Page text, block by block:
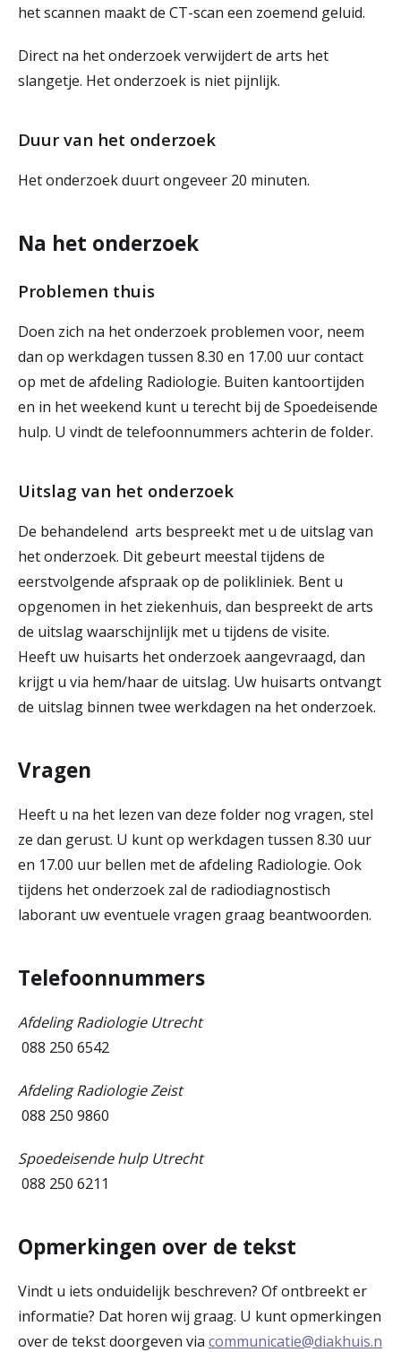
het scannen maakt de CT-scan een zoemend geluid.
Direct na het onderzoek verwijdert de arts het
slangetje. Het onderzoek is niet pijnlijk.
Duur van het onderzoek
Het onderzoek duurt ongeveer 20 minuten.
Na het onderzoek
Problemen thuis
Doen zich na het onderzoek problemen voor, neem
dan op werkdagen tussen 8.30 en 17.00 uur contact
op met de afdeling Radiologie. Buiten kantoortijden
en in het weekend kunt u terecht bij de Spoedeisende
hulp. U vindt de telefoonnummers achterin de folder.
Uitslag van het onderzoek
De behandelend arts bespreekt met u de uitslag van
het onderzoek. Dit gebeurt meestal tijdens de
eerstvolgende afspraak op de polikliniek. Bent u
opgenomen in het ziekenhuis, dan bespreekt de arts
de uitslag waarschijnlijk met u tijdens de visite.
Heeft uw huisarts het onderzoek aangevraagd, dan
krijgt u via hem/haar de uitslag. Uw huisarts ontvangt
de uitslag binnen twee werkdagen na het onderzoek.
Vragen
Heeft u na het lezen van deze folder nog vragen, stel
ze dan gerust. U kunt op werkdagen tussen 8.30 uur
en 17.00 uur bellen met de afdeling Radiologie. Ook
tijdens het onderzoek zal de radiodiagnostisch
laborant uw eventuele vragen graag beantwoorden.
Telefoonnummers
Afdeling Radiologie Utrecht
088 250 6542
Afdeling Radiologie Zeist
088 250 9860
Spoedeisende hulp Utrecht
088 250 6211
Opmerkingen over de tekst
Vindt u iets onduidelijk beschreven? Of ontbreekt er
informatie? Dat horen wij graag. U kunt opmerkingen
over de tekst doorgeven via communicatie@diakhuis.n